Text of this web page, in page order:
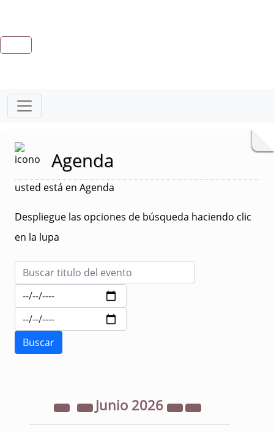
Agenda
usted está en Agenda
Despliegue las opciones de búsqueda haciendo clic
en la lupa
Junio 2026